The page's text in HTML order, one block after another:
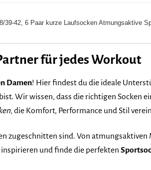
39-42, 6 Paar kurze Laufsocken Atmungsaktive
für jedes Workout
Damen! Hier findest du die ideale
Wir wissen, dass die richtigen Socken
, die Komfort, Performance und Stil
zugeschnitten sind. Von
und finde die perfekten